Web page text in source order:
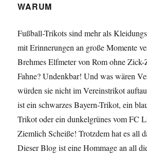
WARUM
Fußball-Trikots sind mehr als
mit Erinnerungen an große Momente
Brehmes Elfmeter von Rom ohne
Fahne? Undenkbar! Und was wären
würden sie nicht im Vereinstrikot
ist ein schwarzes Bayern-Trikot, ein
Trikot oder ein dunkelgrünes vom FC
Ziemlich Scheiße! Trotzdem hat es all
Dieser Blog ist eine Hommage an all